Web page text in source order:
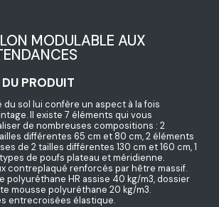
MODULABLE AUX
PRODUIT
du sol lui confère un aspect à la fois
Il existe 7 éléments qui vous
de nombreuses compositions : 2
différentes 65 cm et 80 cm, 2 éléments
de 2 tailles différentes 130 cm et 160 cm, 1
de poufs plateau et méridienne.
contreplaqué renforcés par hêtre massif.
polyuréthane HR assise 40 kg/m3, dossier
mousse polyuréthane 20 kg/m3.
entrecroisées élastique.